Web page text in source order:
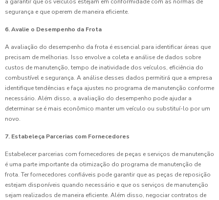
a garantir que os veículos estejam em conformidade com as normas de
segurança e que operem de maneira eficiente.
6. Avalie o Desempenho da Frota
A avaliação do desempenho da frota é essencial para identificar áreas que
precisam de melhorias. Isso envolve a coleta e análise de dados sobre
custos de manutenção, tempo de inatividade dos veículos, eficiência do
combustível e segurança. A análise desses dados permitirá que a empresa
identifique tendências e faça ajustes no programa de manutenção conforme
necessário. Além disso, a avaliação do desempenho pode ajudar a
determinar se é mais econômico manter um veículo ou substituí-lo por um
novo.
7. Estabeleça Parcerias com Fornecedores
Estabelecer parcerias com fornecedores de peças e serviços de manutenção
é uma parte importante da otimização do programa de manutenção de
frota. Ter fornecedores confiáveis pode garantir que as peças de reposição
estejam disponíveis quando necessário e que os serviços de manutenção
sejam realizados de maneira eficiente. Além disso, negociar contratos de